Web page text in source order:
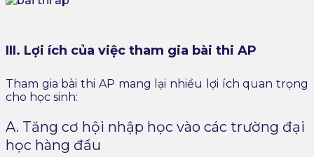
III. Lợi ích của việc tham gia bài thi AP
Tham gia bài thi AP mang lại nhiều lợi ích quan trọng
cho học sinh:
A. Tăng cơ hội nhập học vào các trường đại
học hàng đầu